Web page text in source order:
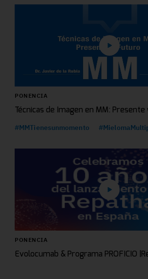
PONENCIA
Técnicas de Imagen en MM:
#MMTienesunmomento
PONENCIA
Evolocumab & Programa PROFICIO